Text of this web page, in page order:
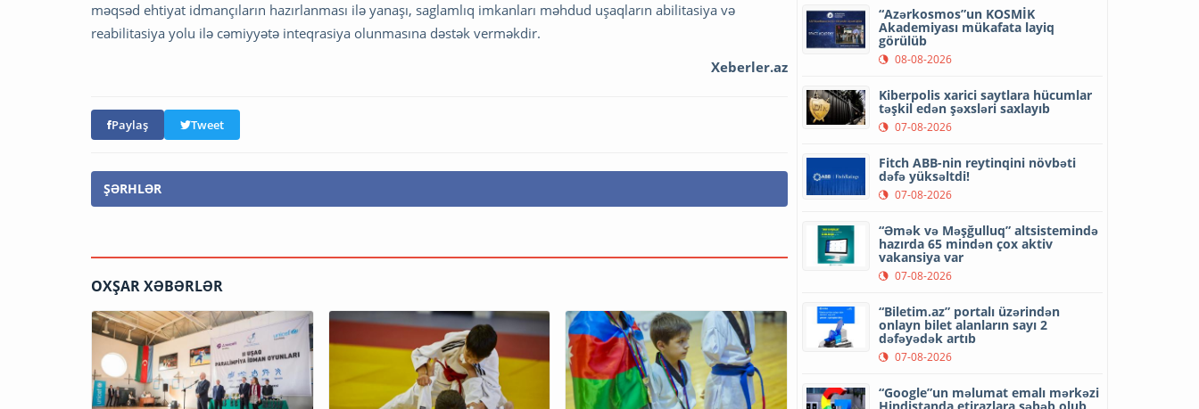
məqsəd ehtiyat idmançıların hazırlanması ilə yanaşı, saglamlıq imkanları məhdud uşaqların abilitasiya və
reabilitasiya yolu ilə cəmiyyətə inteqrasiya olunmasına dəstək verməkdir.
Xeberler.az
Paylaş Tweet
ŞƏRHLƏR
OXŞAR XƏBƏRLƏR
“Azərkosmos”un KOSMİK
Akademiyası mükafata layiq
görülüb
08-08-2026
Kiberpolis xarici saytlara hücumlar
təşkil edən şəxsləri saxlayıb
07-08-2026
Fitch ABB-nin reytinqini növbəti
dəfə yüksəltdi!
07-08-2026
“Əmək və Məşğulluq” altsistemində
hazırda 65 mindən çox aktiv
vakansiya var
07-08-2026
“Biletim.az” portalı üzərindən
onlayn bilet alanların sayı 2
dəfəyədək artıb
07-08-2026
“Google”un məlumat emalı mərkəzi